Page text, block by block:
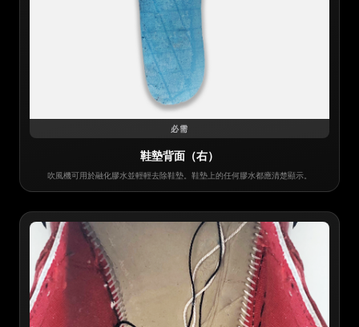
必需
鞋墊背面（右）
吹風機可用於融化膠水並輕輕去除鞋墊。鞋墊上的任何膠水都應清楚顯示。